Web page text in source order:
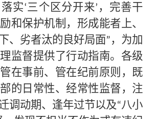
实‘三个区分开来’ ，完善干
和保护机制，形成能者上、
、劣者汰的良好局面”，为加
监督提供了行动指南。各级
在事前、管在纪前原则，既
的日常性、经常性监督，注
调动期、逢年过节以及“八小